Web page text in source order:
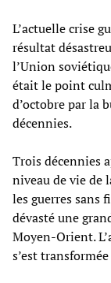
L’actuelle crise
résultat
l’Union
était le point
d’octobre par la
décennies.
Trois décennies
niveau de vie de
les guerres sans
dévasté une
Moyen-Orient.
s’est